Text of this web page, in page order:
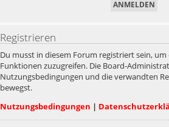
Registrieren
Du musst in diesem Forum registriert sein,
Funktionen zuzugreifen. Die Board-
Nutzungsbedingungen und die verwandten
bewegst.
Nutzungsbedingungen |